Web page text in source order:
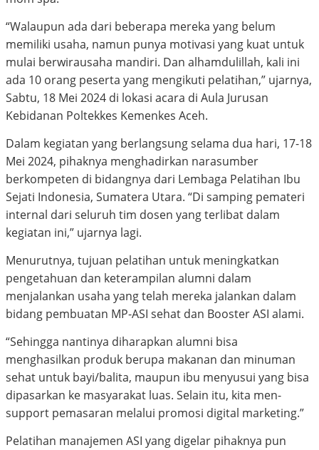
“Walaupun ada dari beberapa mereka yang belum
memiliki usaha, namun punya motivasi yang kuat untuk
mulai berwirausaha mandiri. Dan alhamdulillah, kali ini
ada 10 orang peserta yang mengikuti pelatihan,” ujarnya,
Sabtu, 18 Mei 2024 di lokasi acara di Aula Jurusan
Kebidanan Poltekkes Kemenkes Aceh.
Dalam kegiatan yang berlangsung selama dua hari, 17-18
Mei 2024, pihaknya menghadirkan narasumber
berkompeten di bidangnya dari Lembaga Pelatihan Ibu
Sejati Indonesia, Sumatera Utara. “Di samping pemateri
internal dari seluruh tim dosen yang terlibat dalam
kegiatan ini,” ujarnya lagi.
Menurutnya, tujuan pelatihan untuk meningkatkan
pengetahuan dan keterampilan alumni dalam
menjalankan usaha yang telah mereka jalankan dalam
bidang pembuatan MP-ASI sehat dan Booster ASI alami.
“Sehingga nantinya diharapkan alumni bisa
menghasilkan produk berupa makanan dan minuman
sehat untuk bayi/balita, maupun ibu menyusui yang bisa
dipasarkan ke masyarakat luas. Selain itu, kita men-
support pemasaran melalui promosi digital marketing.”
Pelatihan manajemen ASI yang digelar pihaknya pun